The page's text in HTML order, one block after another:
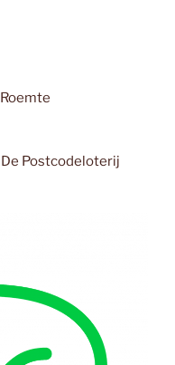
Roemte
De Postcodeloterij